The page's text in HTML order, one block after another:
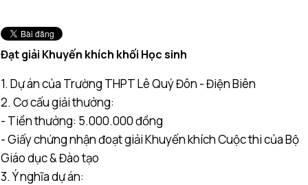
Đạt giải Khuyến khích khối Học sinh
1. Dự án của Trường THPT Lê Quý Đôn - Điện Biên
2. Cơ cấu giải thưởng:
- Tiền thưởng: 5.000.000 đồng
- Giấy chứng nhận đoạt giải Khuyến khích Cuộc thi của Bộ
Giáo dục & Đào tạo
3. Ý nghĩa dự án: